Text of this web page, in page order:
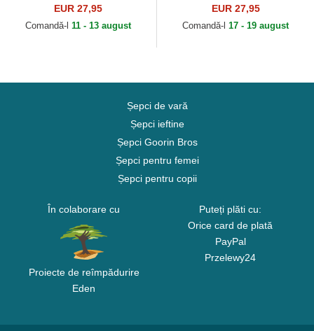
League de Oklahoma City
Thunder NBA de New Era
EUR 27,95
Comandă-l 11 - 13 august
Buccaneers NFL de New Era
EUR 27,95
Comandă-l 17 - 19 august
Șepci de vară
Șepci ieftine
Șepci Goorin Bros
Șepci pentru femei
Șepci pentru copii
În colaborare cu
Proiecte de reîmpădurire
Eden
Puteți plăti cu:
Orice card de plată
PayPal
Przelewy24